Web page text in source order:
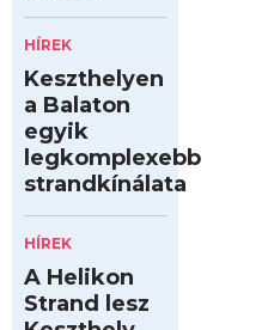
HÍREK
Keszthelyen
a Balaton
egyik
legkomplexebb
strandkínálata
HÍREK
A Helikon
Strand lesz